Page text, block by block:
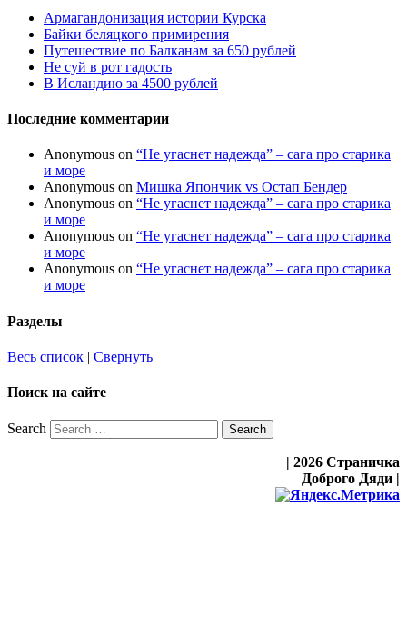
Армагандонизация истории Курска
Байки беляцкого примирения
Путешествие по Балканам за 650 рублей
Не суй в рот гадость
В Исландию за 4500 рублей
Последние комментарии
Anonymous on “Не угаснет надежда” – сага про старика
и море
Anonymous on Мишка Япончик vs Остап Бендер
Anonymous on “Не угаснет надежда” – сага про старика
и море
Anonymous on “Не угаснет надежда” – сага про старика
и море
Anonymous on “Не угаснет надежда” – сага про старика
и море
Разделы
Весь список | Свернуть
Поиск на сайте
Search
| 2026 Страничка
Доброго Дяди |